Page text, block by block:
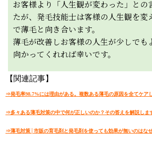
お客様より「人生観が変わった」との
たが、発毛技能士は客様の人生観を変
で薄毛と向き合います。
薄毛が改善しお客様の人生が少しでも
向かってくれれば幸いです。
【関連記事】
⇒発毛率98.7%には理由がある。複数ある薄毛の原因を全てケア
⇒多々ある薄毛対策の中で何が正しいのか？その答えを解説しま
⇒薄毛対策│市販の育毛剤と発毛剤を使っても効果が無いのはな